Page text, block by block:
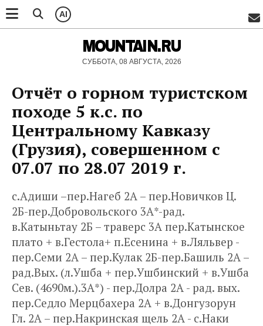
AI
MOUNTAIN.RU
СУББОТА, 08 АВГУСТА, 2026
Отчёт о горном туристском
походе 5 к.с. по
Центральному Кавказу
(Грузия), совершенном с
07.07 по 28.07 2019 г.
с.Адиши –пер.Нагеб 2А – пер.Новичков Ц.
2Б-пер.Добровольского 3А*-рад.
в.Катыньтау 2Б – траверс 3А пер.Катынское
плато + в.Гестола+ п.Есенина + в.Ляльвер -
пер.Семи 2А – пер.Кулак 2Б-пер.Башиль 2А –
рад.Вых. (л.Ушба + пер.Ушбинский + в.Ушба
Сев. (4690м.).3А*) - пер.Долра 2А - рад. вых.
пер.Седло Мерцбахера 2А + в.Донгузорун
Гл. 2А – пер.Накринская щель 2А - с.Наки